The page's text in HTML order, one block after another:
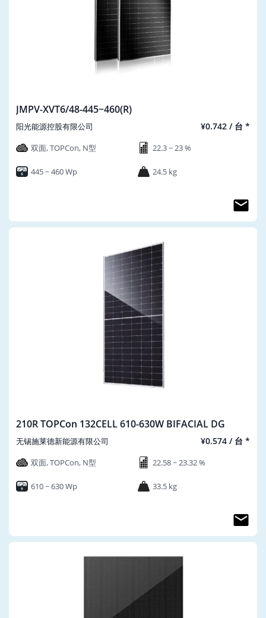
JMPV-XVT6/48-445~460(R)
阳光能源控股有限公司 ¥0.742 / 台 *
双面, TOPCon, N型 22.3 ~ 23 %
445 ~ 460 Wp 24.5 kg
210R TOPCon 132CELL 610-630W BIFACIAL DG
无锡施莱德新能源有限公司 ¥0.574 / 台 *
双面, TOPCon, N型 22.58 ~ 23.32 %
610 ~ 630 Wp 33.5 kg